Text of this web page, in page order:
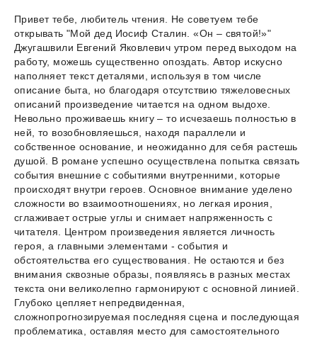
Привет тебе, любитель чтения. Не советуем тебе
открывать "Мой дед Иосиф Сталин. «Он – святой!»"
Джугашвили Евгений Яковлевич утром перед выходом на
работу, можешь существенно опоздать. Автор искусно
наполняет текст деталями, используя в том числе
описание быта, но благодаря отсутствию тяжеловесных
описаний произведение читается на одном выдохе.
Невольно проживаешь книгу – то исчезаешь полностью в
ней, то возобновляешься, находя параллели и
собственное основание, и неожиданно для себя растешь
душой. В романе успешно осуществлена попытка связать
события внешние с событиями внутренними, которые
происходят внутри героев. Основное внимание уделено
сложности во взаимоотношениях, но легкая ирония,
сглаживает острые углы и снимает напряженность с
читателя. Центром произведения является личность
героя, а главными элементами - события и
обстоятельства его существования. Не остаются и без
внимания сквозные образы, появляясь в разных местах
текста они великолепно гармонируют с основной линией.
Глубоко цепляет непредвиденная,
сложнопрогнозируемая последняя сцена и последующая
проблематика, оставляя место для самостоятельного